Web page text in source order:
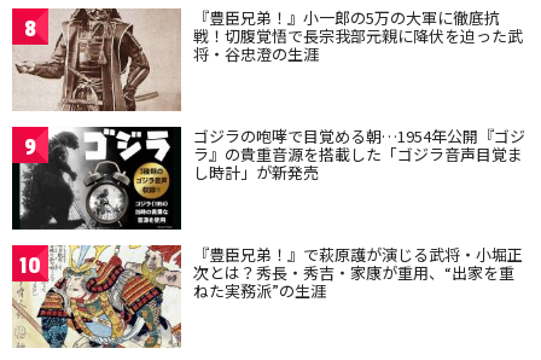
8 『豊臣兄弟！』小一郎の5万の大軍に徹底抗
戦！切腹覚悟で長宗我部元親に降伏を迫った武
将・谷忠澄の生涯
9 ゴジラの咆哮で目覚める朝…1954年公開『ゴジ
ラ』の貴重音源を搭載した「ゴジラ音声目覚ま
し時計」が新発売
10 『豊臣兄弟！』で萩原護が演じる武将・小堀正
次とは？秀長・秀吉・家康が重用、“出家を重
ねた実務派”の生涯